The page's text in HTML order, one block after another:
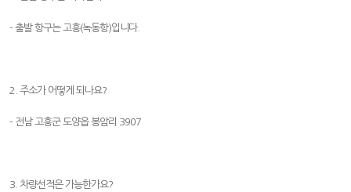
- 출발 항구는 고흥(녹동항)입니다.
2. 주소가 어떻게 되나요?
- 전남 고흥군 도양읍 봉암리 3907
3. 차량선적은 가능한가요?